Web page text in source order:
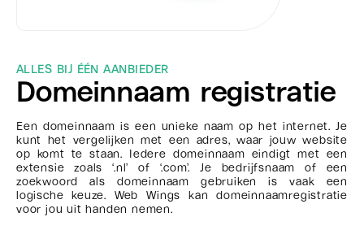
ALLES BIJ ÉÉN AANBIEDER
Domeinnaam registratie
Een domeinnaam is een unieke naam op het internet. Je
kunt het vergelijken met een adres, waar jouw website
op komt te staan. Iedere domeinnaam eindigt met een
extensie zoals ‘.nl’ of ‘.com’. Je bedrijfsnaam of een
zoekwoord als domeinnaam gebruiken is vaak een
logische keuze. Web Wings kan domeinnaamregistratie
voor jou uit handen nemen.